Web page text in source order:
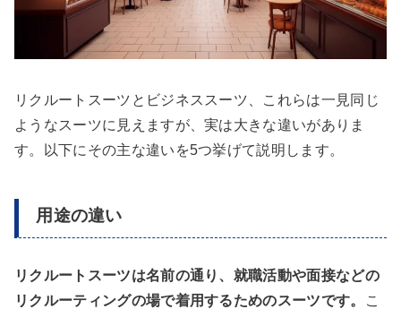
リクルートスーツとビジネススーツ、これらは一見同じ
ようなスーツに見えますが、実は大きな違いがありま
す。以下にその主な違いを5つ挙げて説明します。
用途の違い
リクルートスーツは名前の通り、就職活動や面接などの
リクルーティングの場で着用するためのスーツです。
こ